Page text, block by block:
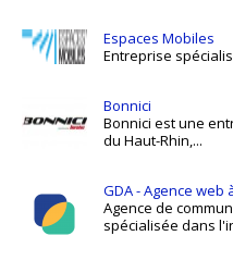
Espaces Mobiles
Entreprise
Bonnici
Bonnici est une
du Haut-Rhin,...
GDA - Agence web
Agence de
spécialisée dans